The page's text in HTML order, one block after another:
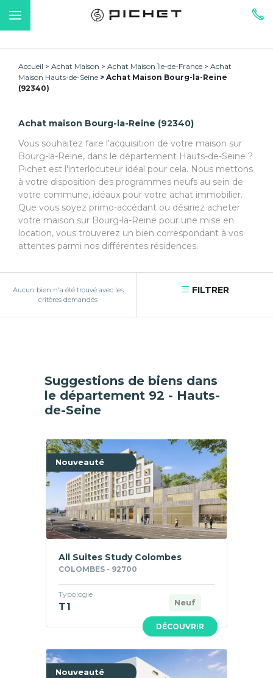
Accueil Achat Maison Achat Maison Île-de-France
Achat
Maison Hauts-de-Seine
Achat Maison Bourg-la-Reine
(92340)
Achat maison Bourg-la-Reine (92340)
Vous souhaitez faire l'acquisition de votre maison sur
Bourg-la-Reine, dans le département Hauts-de-Seine ?
Pichet est l'interlocuteur idéal pour cela. Nous mettons
à votre disposition des programmes neufs au sein de
votre commune, idéaux pour votre achat immobilier.
Que vous soyez primo-accédant ou désiriez acheter
votre maison sur Bourg-la-Reine pour une mise en
location, vous trouverez un bien correspondant à vos
attentes parmi nos différentes résidences.
Aucun bien n'a été trouvé avec les
critères demandés
FILTRER
Suggestions de biens dans
le département 92 - Hauts-
de-Seine
Nouveauté
DÉCOUVRIR
All Suites Study Colombes
COLOMBES - 92700
Neuf
Typologie
T1
Nouveauté